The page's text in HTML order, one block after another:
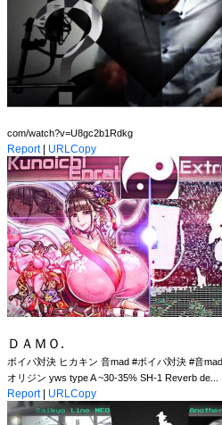
com/watch?v=U8gc2b1Rdkg
Report| URLCopy
ＤＡＭＯ.
ボイパ対決 ヒカキン 音mad #ボイパ対決 #音
オリジン yws type A ~30-35% SH-1 Reverb de...
Report| URLCopy